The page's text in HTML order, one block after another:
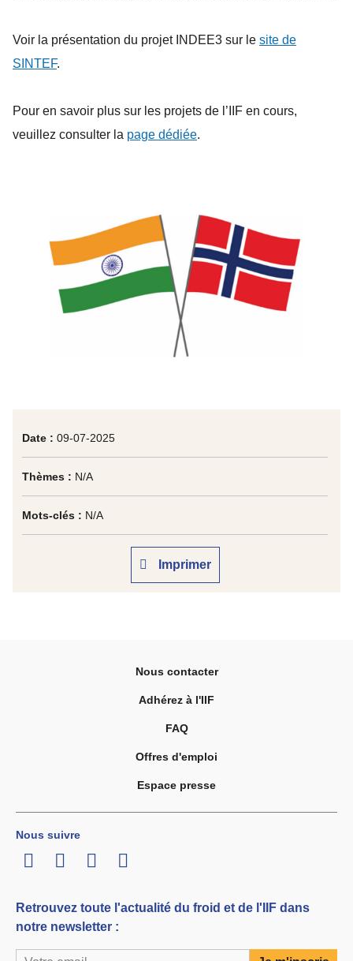
Date : 09-07-2025
Thèmes : N/A
Mots-clés : N/A
Imprimer
Voir la présentation du projet INDEE3 sur le site de
SINTEF.
Pour en savoir plus sur les projets de l’IIF en cours,
veuillez consulter la page dédiée.
Nous contacter
Adhérez à l'IIF
FAQ
Offres d'emploi
Espace presse
Nous suivre
LinkedInTwitterFacebook
Youtube
Retrouvez toute l'actualité du froid et de l'IIF dans
notre newsletter :